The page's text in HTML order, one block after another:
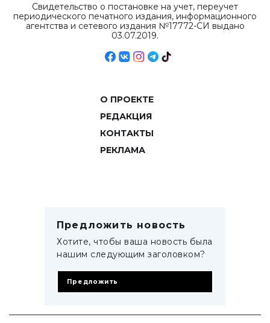
Свидетельство о постановке на учет, переучет
периодического печатного издания, информационного
агентства и сетевого издания №17772-СИ выдано
03.07.2019.
О ПРОЕКТЕ
РЕДАКЦИЯ
КОНТАКТЫ
РЕКЛАМА
Предложить новость
Хотите, чтобы ваша новость была
нашим следующим заголовком?
Предложить